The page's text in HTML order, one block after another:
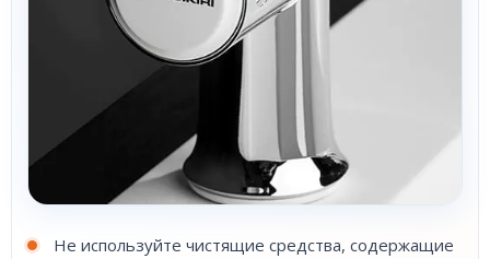
Не используйте чистящие средства, содержащие